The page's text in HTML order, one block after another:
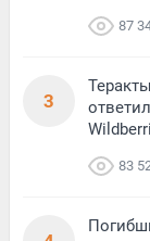
87
3
83